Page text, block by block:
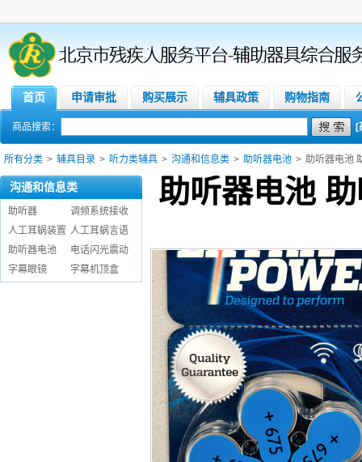
首页 申请审批 购买展示 辅具政策 购物指南
商品搜索： [
所有分类 > 辅具目录 > 听力类辅具 > 沟通和信息类 > 助听器电池 > 助听器电池
沟通和信息类
助听器
调频系统接收
人工耳蜗装置 人工耳蜗言语
助听器电池
电话闪光震动
字幕眼镜
字幕机顶盒
助听器电池